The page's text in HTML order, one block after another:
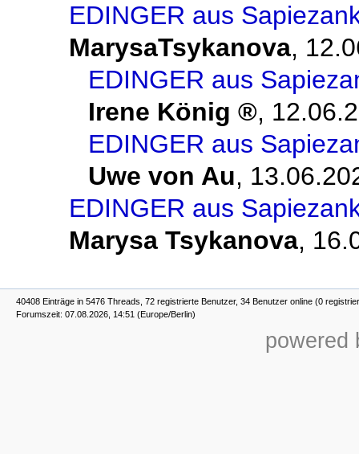
EDINGER aus
MarysaTsykanova,
EDINGER aus
Irene König
,
EDINGER aus
Uwe von Au,
EDINGER aus
Marysa Tsykanova,
40408 Einträge in 5476 Threads, 72 registrierte Benutzer, 34 Benutzer online (0
Forumszeit: 07.08.2026, 14:51 (Europe/Berlin)
powered